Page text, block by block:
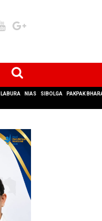
LABURA NIAS SIBOLGA PAKPAK